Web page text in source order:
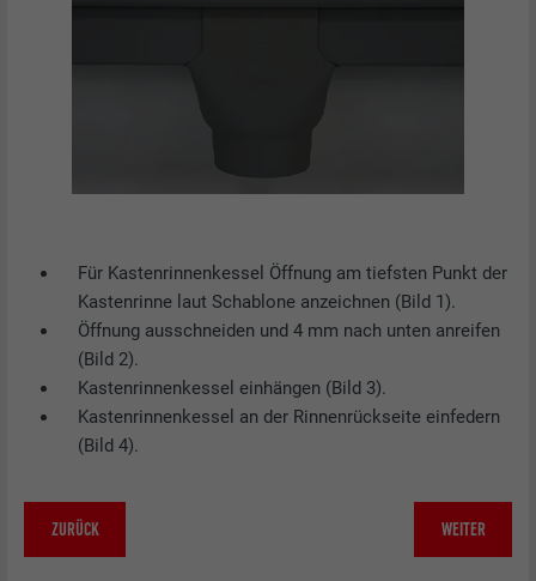
Für Kastenrinnenkessel Öffnung am tiefsten Punkt der
Kastenrinne laut Schablone anzeichnen (Bild 1).
Öffnung ausschneiden und 4 mm nach unten anreifen
(Bild 2).
Kastenrinnenkessel einhängen (Bild 3).
Kastenrinnenkessel an der Rinnenrückseite einfedern
(Bild 4).
ZURÜCK WEITER